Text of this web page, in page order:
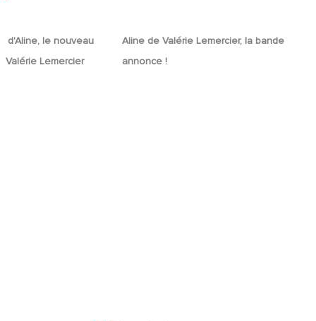
d'Aline, le nouveau
Valérie Lemercier
d'Aline, le
de Valérie
Aline de Valérie Lemercier, la bande
annonce !
Aline de Valérie Lemercier, la bande
annonce !